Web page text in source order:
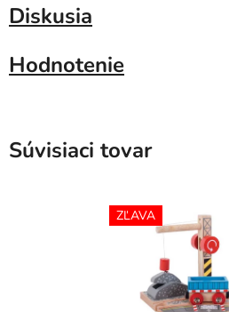
Diskusia
Hodnotenie
Súvisiaci tovar
ZĽAVA